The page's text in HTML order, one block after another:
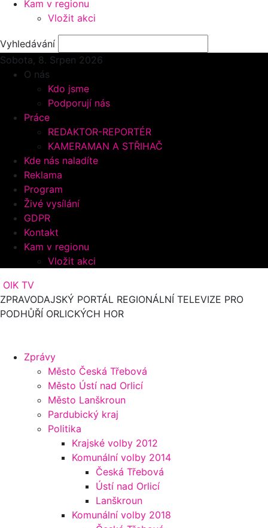
Kam v regionu
Vložit akci
Vyhledávání
Sobota, 8. Srpen 2026
O nás
Kdo jsme
Podporují nás
Práce
REDAKTOR-REPORTÉR
KAMERAMAN A STŘIHAČ
Kde nás naladíte
Reklama
Program
Živé vysílání
GDPR
Kontakt
Kam v regionu
Vložit akci
OIK TV
ZPRAVODAJSKÝ PORTÁL REGIONÁLNÍ TELEVIZE PRO
PODHŮŘÍ ORLICKÝCH HOR
Zprávy
Město Česká Třebová
Město Ústí nad Orlicí
Město Lanškroun
Pardubický kraj
Politika
Krajské volby 2012
Komunální volby 2014
Česká Třebová
Ústí nad Orlicí
Lanškroun
Komunální volby 2018